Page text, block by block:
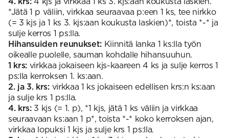
*Jätä 1 p väliin, virkkaa seuraavaa p:een 1 ks, tee nirkko
(= 3 kjs ja 1 ks 3. kjs:aan koukusta laskien)*, toista *-* ja
sulje kerros 1 ps:lla.
Hihansuiden reunukset:Kiinnitä lanka 1 ks:lla työn
oikealle puolelle, sauman kohdalle hihansuuhun.
1 krs: virkkaa jokaiseen kjs-kaareen 4 ks ja sulje kerros 1
ps:lla kerroksen 1. ks:aan.
2. ja 3. krs:virkkaa 1 ks jokaiseen edellisen krs:n ks:aan
ja sulje krs 1 ps:lla.
4. krs:3 kjs (= 1. p), *1 kjs, jätä 1 ks väliin ja virkkaa
seuraavaan ks:aan 1 p*, toista *-* koko kerroksen ajan,
virkkaa lopuksi 1 kjs ja sulje krs 1 ps:lla.